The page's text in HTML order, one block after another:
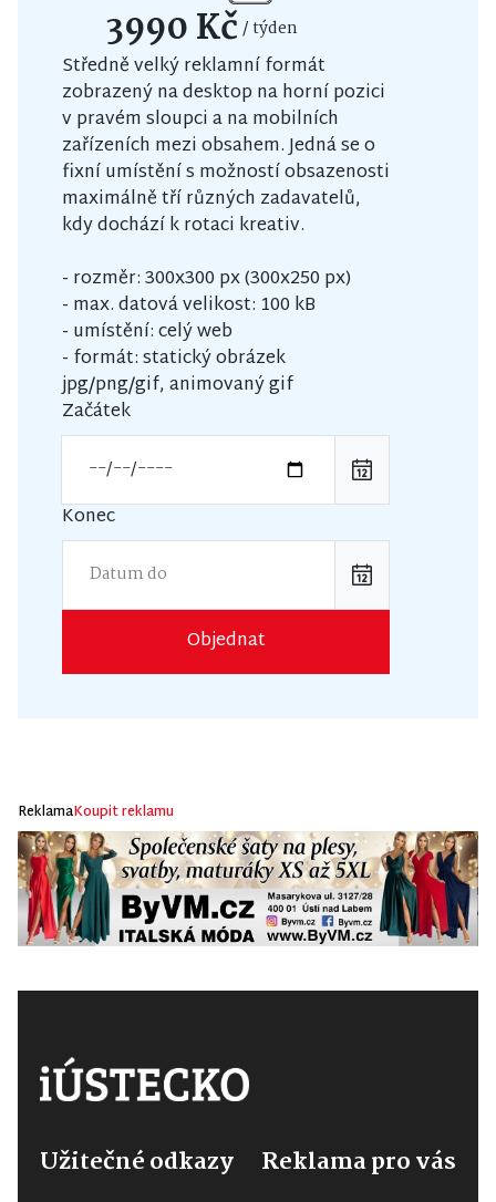
3990 Kč / týden
Středně velký reklamní formát
zobrazený na desktop na horní pozici
v pravém sloupci a na mobilních
zařízeních mezi obsahem. Jedná se o
fixní umístění s možností obsazenosti
maximálně tří různých zadavatelů,
kdy dochází k rotaci kreativ.
- rozměr: 300x300 px (300x250 px)
- max. datová velikost: 100 kB
- umístění: celý web
- formát: statický obrázek
jpg/png/gif, animovaný gif
Začátek
Konec
Objednat
ReklamaKoupit reklamu
Užitečné odkazy Reklama pro vás